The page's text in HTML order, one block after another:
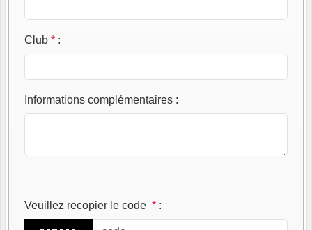
Club * :
Informations complémentaires :
Veuillez recopier le code * :